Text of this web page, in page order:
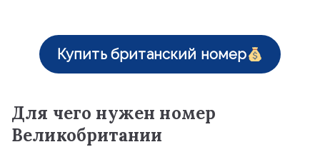
Купить британский номер
Для чего нужен номер
Великобритании